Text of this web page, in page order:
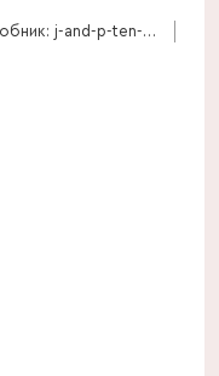
Виробник: j-and-p-ten-have